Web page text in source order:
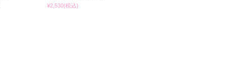
¥2,530(税込)